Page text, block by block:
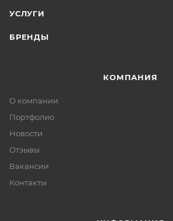
УСЛУГИ
БРЕНДЫ
КОМПАНИЯ
О компании
Портфолио
Новости
Отзывы
Вакансии
Контакты